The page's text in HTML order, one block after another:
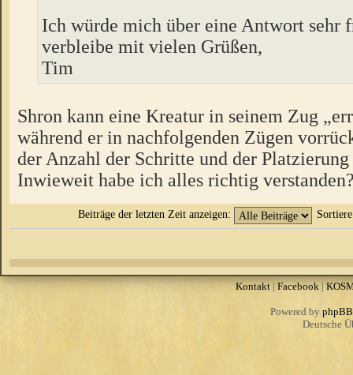
Ich würde mich über eine Antwort sehr
verbleibe mit vielen Grüßen,
Tim
Shron kann eine Kreatur in seinem Zug
während er in nachfolgenden Zügen
der Anzahl der Schritte und der
Inwieweit habe ich alles richtig
Beiträge der letzten Zeit anzeigen:
Kontakt|Facebook|
Powered by phpBB
Deutsche